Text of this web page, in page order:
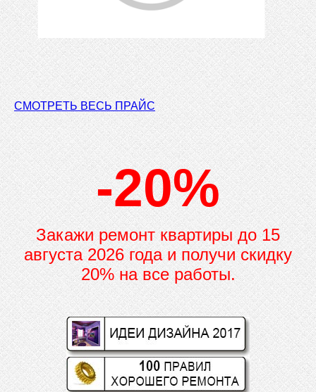
СМОТРЕТЬ ВЕСЬ ПРАЙС
-20%
Закажи ремонт квартиры до15
августа 2026 года и получи скидку
20% на все работы.